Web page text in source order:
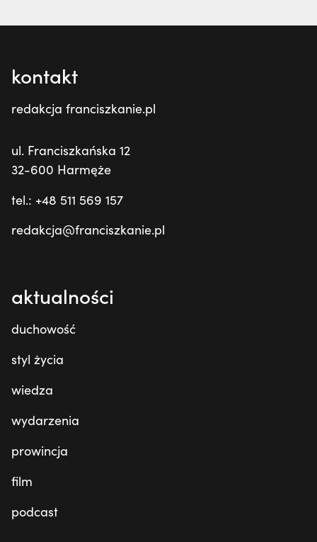
kontakt
redakcja franciszkanie.pl
ul. Franciszkańska 12
32-600 Harmęże
tel.: +48 511 569 157
redakcja@franciszkanie.pl
aktualności
duchowość
styl życia
wiedza
wydarzenia
prowincja
film
podcast